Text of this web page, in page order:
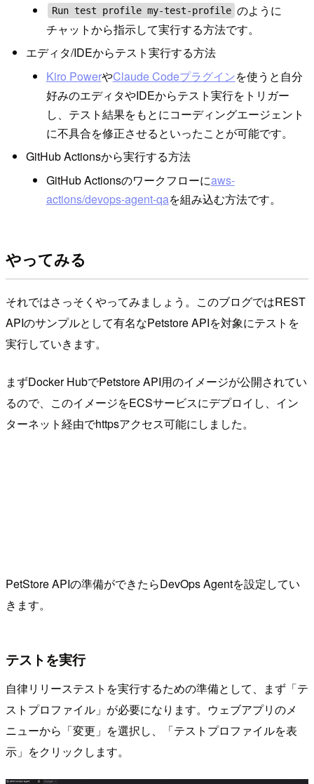
Run test profile my-test-profile のように
チャットから指示して実行する方法です。
エディタ/IDEからテスト実行する方法
Kiro PowerやClaude Codeプラグインを使うと自分
好みのエディタやIDEからテスト実行をトリガー
し、テスト結果をもとにコーディングエージェント
に不具合を修正させるといったことが可能です。
GitHub Actionsから実行する方法
GitHub Actionsのワークフローにaws-
actions/devops-agent-qaを組み込む方法です。
やってみる
それではさっそくやってみましょう。このブログではREST
APIのサンプルとして有名なPetstore APIを対象にテストを
実行していきます。
まずDocker HubでPetstore API用のイメージが公開されてい
るので、このイメージをECSサービスにデプロイし、イン
ターネット経由でhttpsアクセス可能にしました。
PetStore APIの準備ができたらDevOps Agentを設定してい
きます。
テストを実行
自律リリーステストを実行するための準備として、まず「テ
ストプロファイル」が必要になります。ウェブアプリのメ
ニューから「変更」を選択し、「テストプロファイルを表
示」をクリックします。